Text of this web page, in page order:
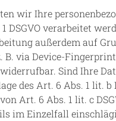
wir Ihre
DSGVO verarbeitet
außerdem auf
via Device-
Sind Ihre
des Art. 6 Abs. 1 lit.
Art. 6 Abs. 1 lit. c
im Einzelfall